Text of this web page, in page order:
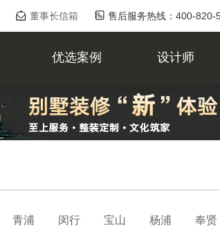
董事长信箱 售后服务热线：400-820-
优选案例 设计师
青浦 闵行 宝山 杨浦 奉贤